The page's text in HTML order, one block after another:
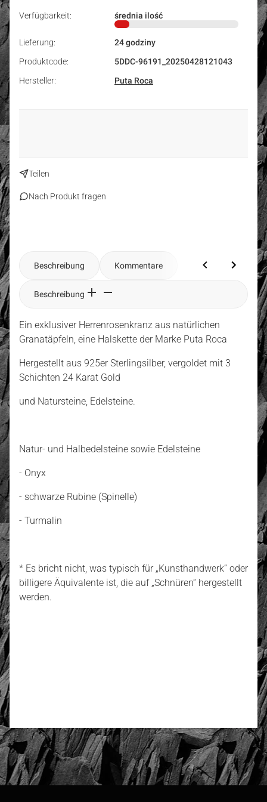
Verfügbarkeit: średnia ilość
Lieferung:
24 godziny
Produktcode:
5DDC-96191_20250428121043
Hersteller:
Puta Roca
Teilen
Nach Produkt fragen
Beschreibung Kommentare
Beschreibung
Ein exklusiver Herrenrosenkranz aus natürlichen
Granatäpfeln, eine Halskette der Marke Puta Roca
Hergestellt aus 925er Sterlingsilber, vergoldet mit 3
Schichten 24 Karat Gold
und Natursteine, Edelsteine.
Natur- und Halbedelsteine sowie Edelsteine
- Onyx
- schwarze Rubine (Spinelle)
- Turmalin
* Es bricht nicht, was typisch für „Kunsthandwerk“ oder
billigere Äquivalente ist, die auf „Schnüren“ hergestellt
werden.